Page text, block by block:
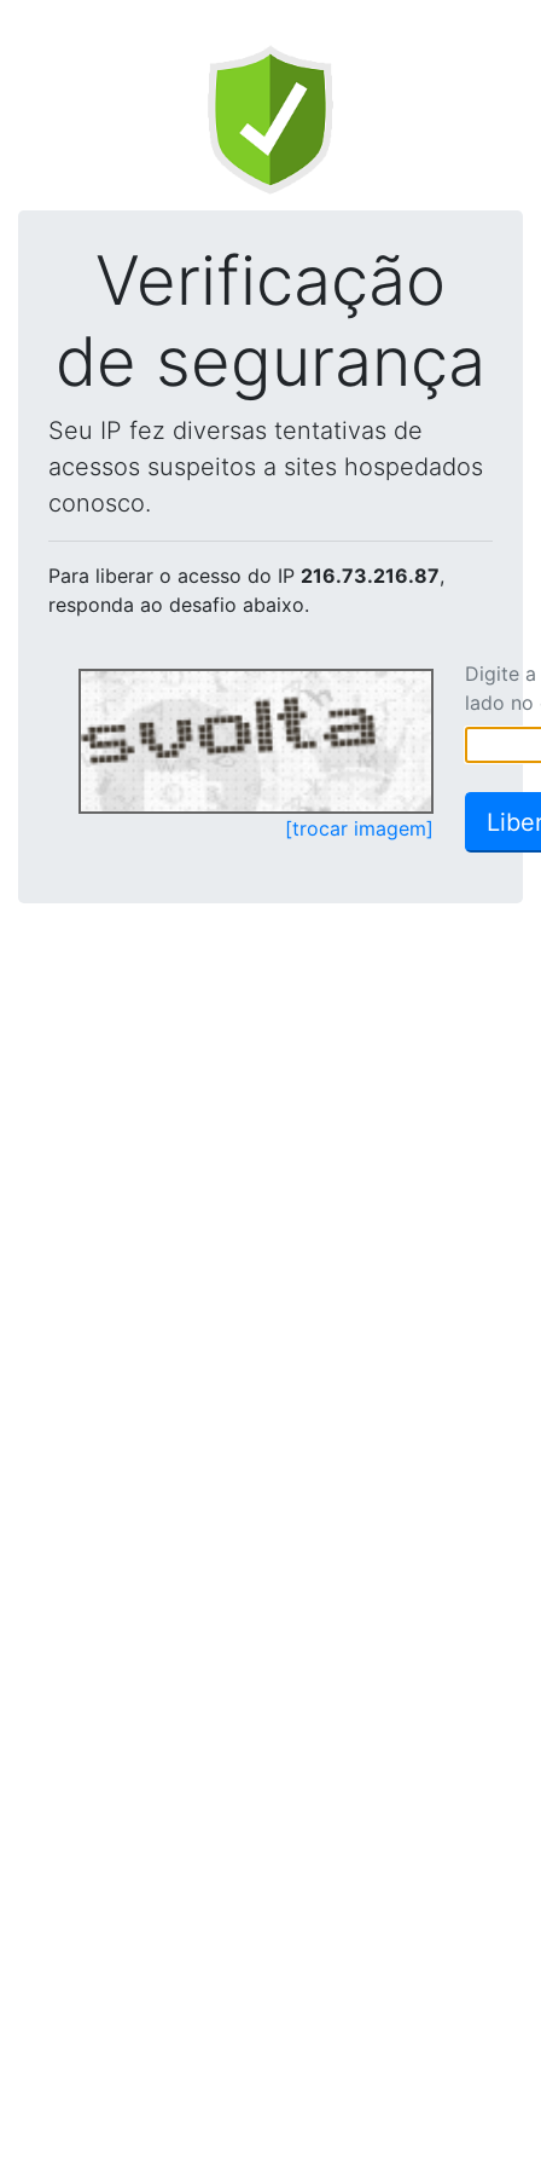
Verificação
de segurança
Seu IP fez diversas tentativas de
acessos suspeitos a sites hospedados
conosco.
Para liberar o acesso do IP 216.73.216.87,
responda ao desafio abaixo.
[trocar imagem]
Digite
lado no